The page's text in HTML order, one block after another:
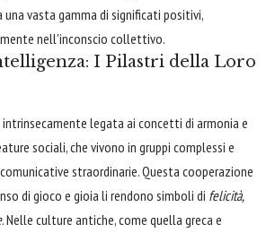
vasta gamma di significati positivi,
nell'inconscio collettivo.
I Pilastri della Loro
intrinsecamente legata ai concetti di armonia e
sociali, che vivono in gruppi complessi e
straordinarie. Questa cooperazione
di gioco e gioia li rendono simboli di felicità,
. Nelle culture antiche, come quella greca e